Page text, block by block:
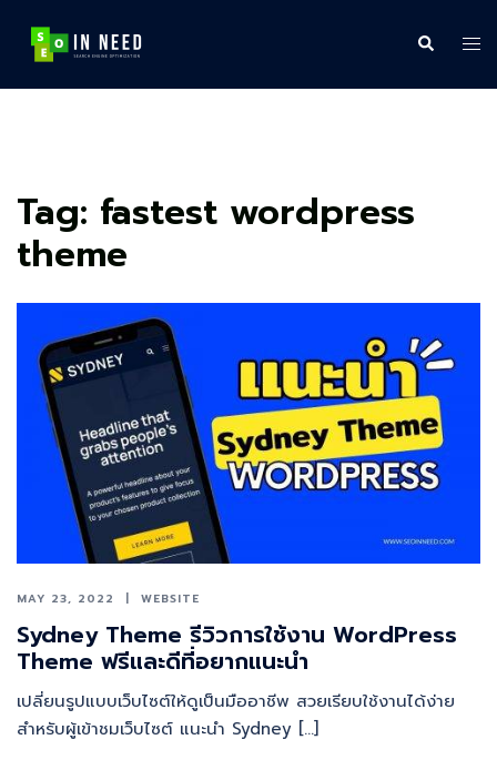
content
Search
Tag: fastest wordpress
theme
MAY 23, 2022 WEBSITE
Sydney Theme รีวิวการใช้งาน WordPress
Theme ฟรีและดีที่อยากแนะนำ
เปลี่ยนรูปแบบเว็บไซต์ให้ดูเป็นมืออาชีพ สวยเรียบใช้งานได้ง่าย
สำหรับผู้เข้าชมเว็บไซต์ แนะนำ Sydney […]